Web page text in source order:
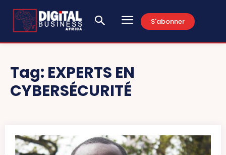
S'abonner
Tag: EXPERTS EN
CYBERSÉCURITÉ